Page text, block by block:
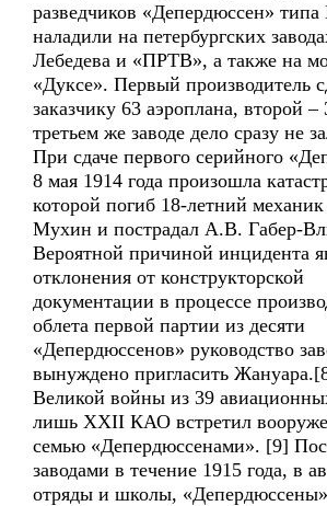
разведчиков «Депердюссен»
наладили на петербургских
Лебедева и «ПРТВ», а также на
«Дуксе». Первый производитель
заказчику 63 аэроплана, второй –
третьем же заводе дело сразу не
При сдаче первого серийного
8 мая 1914 года произошла
которой погиб 18-летний
Мухин и пострадал А.В. Габер-
Вероятной причиной инцидента
отклонения от конструкторской
документации в процессе
облета первой партии из десяти
«Депердюссенов» руководство
вынуждено пригласить
Великой войны из 39
лишь ХХII КАО встретил
семью «Депердюссенами». [9]
заводами в течение 1915 года, в
отряды и школы, «Депердюссены»